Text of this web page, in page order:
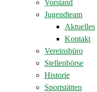
Vorstand
Jugendteam
Aktuelles
Kontakt
Vereinsbüro
Stellenbörse
Historie
Sportstätten